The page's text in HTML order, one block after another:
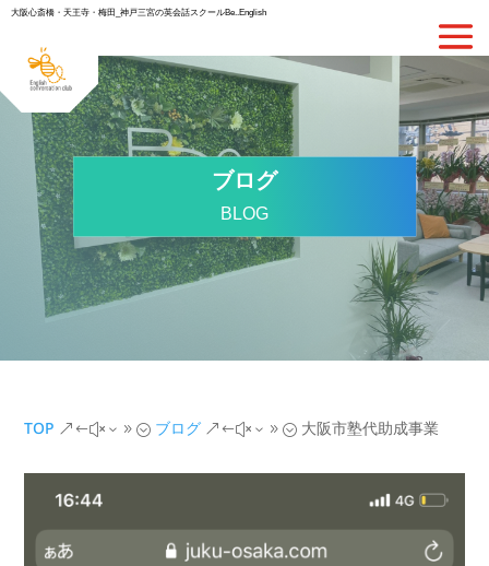
大阪心斎橋・天王寺・梅田_神戸三宮の英会話スクールBe..English
ブログ
BLOG
TOP &#x39; ブログ &#x39; 大阪市塾代助成事業